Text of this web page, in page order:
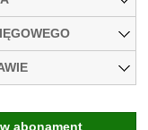
abonament